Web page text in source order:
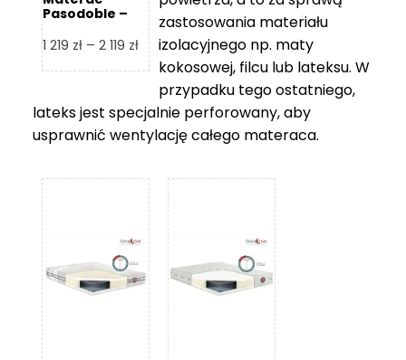
Pasodoble –
1 219 zł – 2 119 złZakres
cen:
1
219 zł
do
119 zł
zastosowania materiału
izolacyjnego np. maty
kokosowej, filcu lub lateksu. W
przypadku tego ostatniego,
lateks jest specjalnie perforowany, aby
usprawnić wentylację całego materaca.